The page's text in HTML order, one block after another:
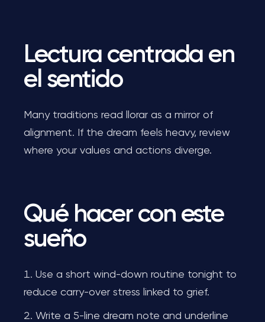
Lectura centrada en
el sentido
Many traditions read llorar as a mirror of
alignment. If the dream feels heavy, review
where your values and actions diverge.
Qué hacer con este
sueño
Use a short wind-down routine tonight to
reduce carry-over stress linked to grief.
Write a 5-line dream note and underline